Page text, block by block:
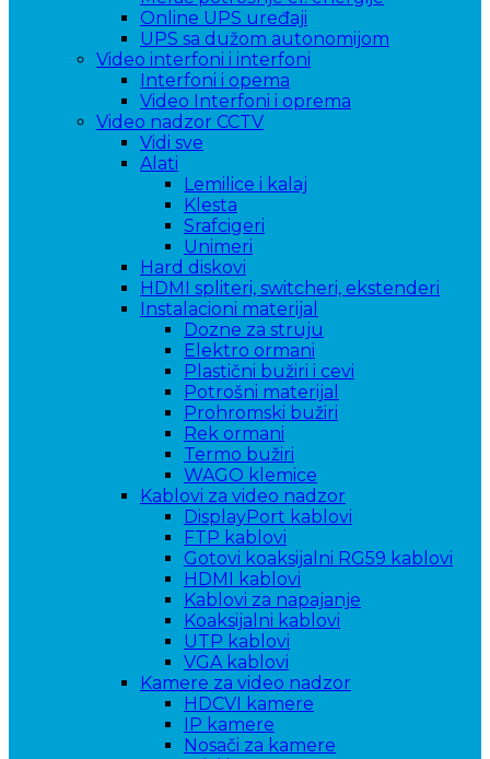
Online UPS uređaji
UPS sa dužom autonomijom
Video interfoni i interfoni
Interfoni i opema
Video Interfoni i oprema
Video nadzor CCTV
Vidi sve
Alati
Lemilice i kalaj
Klesta
Srafcigeri
Unimeri
Hard diskovi
HDMI spliteri, switcheri, ekstenderi
Instalacioni materijal
Dozne za struju
Elektro ormani
Plastični bužiri i cevi
Potrošni materijal
Prohromski bužiri
Rek ormani
Termo bužiri
WAGO klemice
Kablovi za video nadzor
DisplayPort kablovi
FTP kablovi
Gotovi koaksijalni RG59 kablovi
HDMI kablovi
Kablovi za napajanje
Koaksijalni kablovi
UTP kablovi
VGA kablovi
Kamere za video nadzor
HDCVI kamere
IP kamere
Nosači za kamere